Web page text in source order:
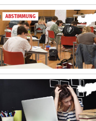
ABSTIMMUNG